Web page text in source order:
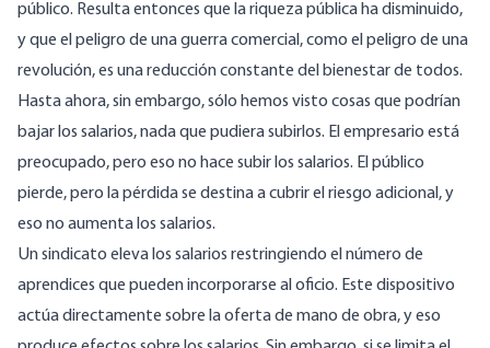
público. Resulta entonces que la riqueza pública ha disminuido,
y que el peligro de una guerra comercial, como el peligro de una
revolución, es una reducción constante del bienestar de todos.
Hasta ahora, sin embargo, sólo hemos visto cosas que podrían
bajar los salarios, nada que pudiera subirlos. El empresario está
preocupado, pero eso no hace subir los salarios. El público
pierde, pero la pérdida se destina a cubrir el riesgo adicional, y
eso no aumenta los salarios.
Un sindicato eleva los salarios restringiendo el número de
aprendices que pueden incorporarse al oficio. Este dispositivo
actúa directamente sobre la oferta de mano de obra, y eso